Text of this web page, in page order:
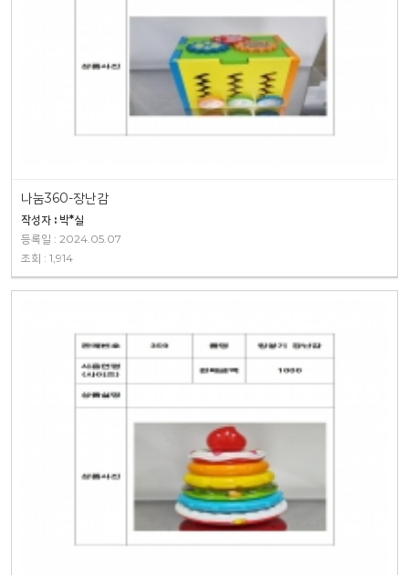
나눔360-장난감
작성자 : 박*실
등록일 : 2024.05.07
조회 : 1,914